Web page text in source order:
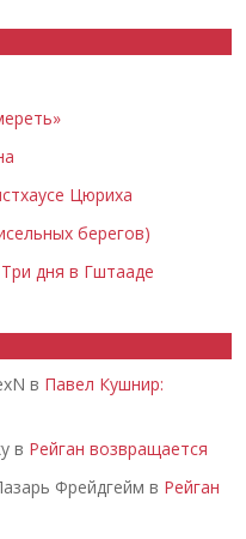
Цюриха
берегов)
дня в Гштааде
в Павел Кушнир:
в Рейган возвращается
Фрейдгейм в Рейган